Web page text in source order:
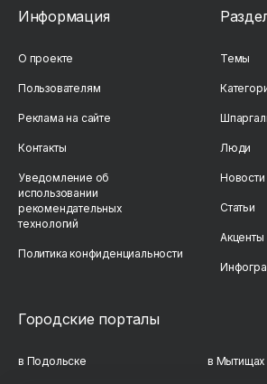
Информация
О проекте
Пользователям
Реклама на сайте
Контакты
Уведомление об
использовании
рекомендательных
технологий
Политика конфиденциальности
Темы
Люди
Новости
Статьи
Акценты
Городские порталы
в Подольске в Мытищах